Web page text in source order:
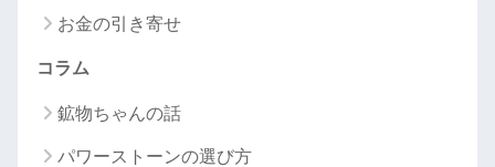
お金の引き寄せ
コラム
鉱物ちゃんの話
パワーストーンの選び方